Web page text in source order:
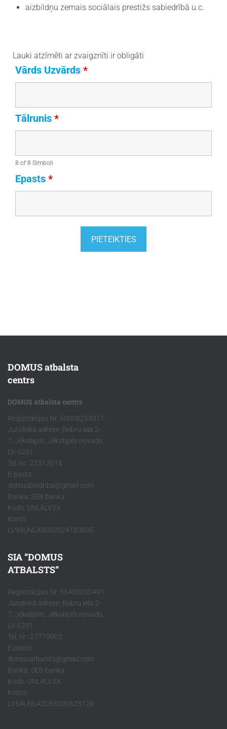
aizbildņu zemais sociālais prestižs sabiedrībā u.c.
Lauki atzīmēti ar zvaigznīti ir obligāti
Vārds Uzvārds *
Tālrunis *
8 of 8 Simboli
Epasts *
DOMUS atbalsta
centrs
DOMUS atbalsta centrs
Reģistrācijas Nr. 50008253071,
Juridiskā adrese: Bebru iela 2-
7, Jēkabpils, Jēkabpils novads,
LV-5201
Tel. nr.: 22312018
E-pasts:
domusbiedriba@gmail.com
Banka: SEB banka
Kods: UNLALV2X
Konts:
LV93UNLA0050024183605
SIA “DOMUS
ATBALSTS”
Reģistrācijas Nr. 55403050491
Juridiskā adrese: Bebru iela 2-
7, Jēkabpils, Jēkabpils novads,
LV-5201
Tel. nr.: 27779902
E-pasts:
domusatbalsts@gmail.com
Banka: SEB banka
Kods: UNLALV2X
Konts:
LV54UNLA0055000623128